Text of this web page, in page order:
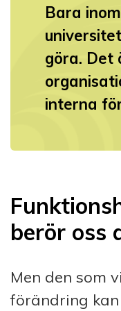
Bara
göra. Det
interna
berör oss
Men den som
förändring